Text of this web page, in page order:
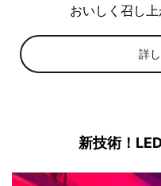
おいしく召し上
詳
新技術！